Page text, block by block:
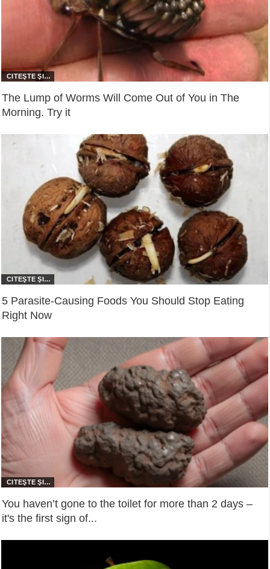
The Lump of Worms Will Come Out of You in The
Morning. Try it
5 Parasite-Causing Foods You Should Stop Eating
Right Now
You haven’t gone to the toilet for more than 2 days –
it's the first sign of...